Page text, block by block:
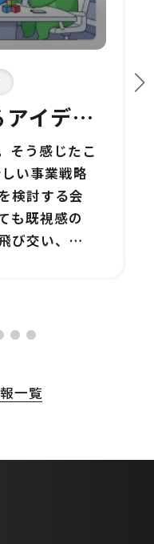
アイデ
会議を打
：デー
を拓く
そう感じたこ
い事業戦略
検討する会
も既視感の
び交い、結
たいと考え
で、新たな
ち破り、デ
議で「既
一覧